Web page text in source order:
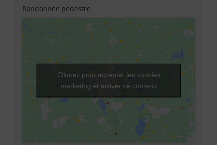
Randonnée pédestre
Cliquez pour accepter les cookies
marketing et activer ce contenu